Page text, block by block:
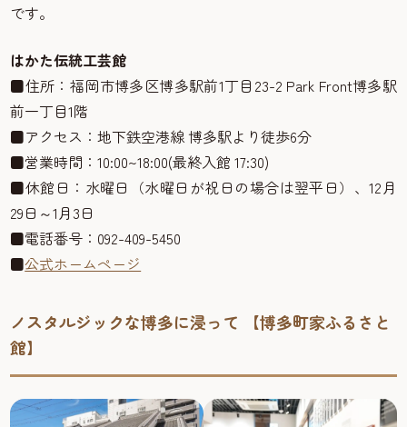
です。
はかた伝統工芸館
■住所：福岡市博多区博多駅前1丁目23-2 Park Front博多駅
前一丁目1階
■アクセス：地下鉄空港線 博多駅より徒歩6分
■営業時間：10:00~18:00(最終入館 17:30)
■休館日：水曜日（水曜日が祝日の場合は翌平日）、12月
29日～1月3日
■電話番号：092-409-5450
■公式ホームページ
ノスタルジックな博多に浸って 【博多町家ふるさと
館】